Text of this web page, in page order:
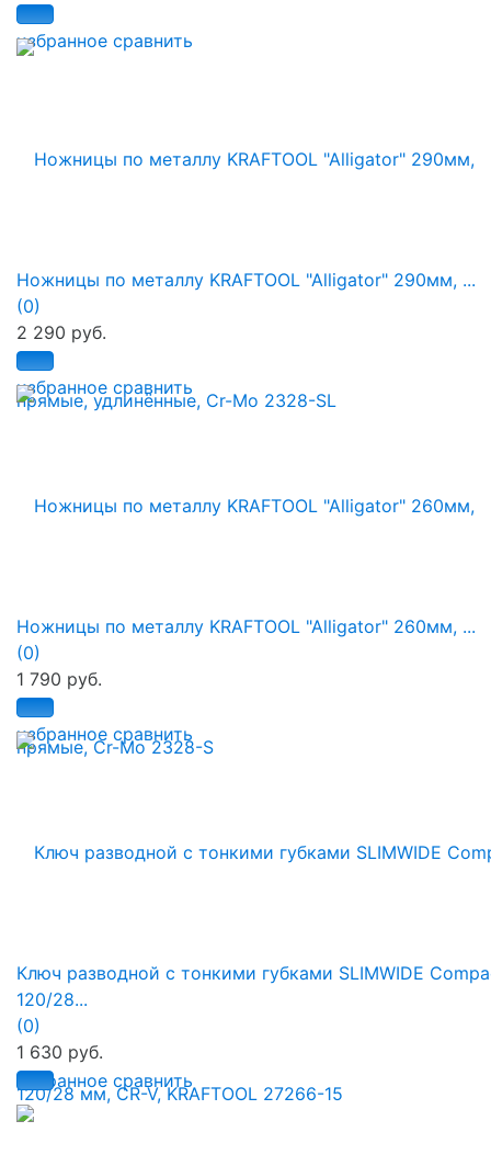
избранное сравнить
избранное сравнить
Ножницы по металлу KRAFTOOL "Alligator" 290мм, ...
(0)
2 290 руб.
избранное сравнить
Ножницы по металлу KRAFTOOL "Alligator" 260мм, ...
(0)
1 790 руб.
избранное сравнить
Ключ разводной с тонкими губками SLIMWIDE
120/28...
(0)
1 630 руб.